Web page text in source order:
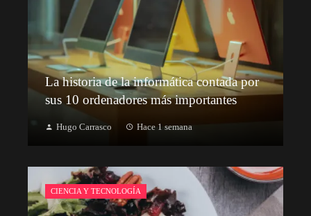
La historia de la informática contada por
sus 10 ordenadores más importantes
Hugo Carrasco Hace 1 semana
CIENCIA Y TECNOLOGÍA